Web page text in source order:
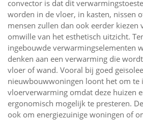
convector is dat dit
worden in de vloer, in kasten, nissen
mensen zullen dan ook eerder kiezen
omwille van het esthetisch uitzicht.
ingebouwde verwarmingselementen
denken aan een verwarming die
vloer of wand. Vooral bij goed
nieuwbouwwoningen loont het om te
vloerverwarming omdat deze huizen
ergonomisch mogelijk te presteren.
ook om energiezuinige woningen of